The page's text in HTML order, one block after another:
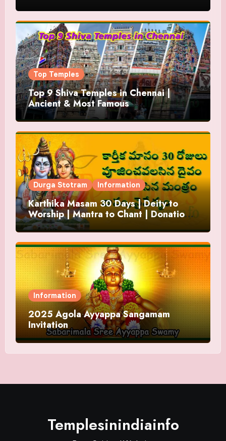
Top Temples
Top 9 Shiva Temples in Chennai |
Ancient & Most Famous
Durga Stotram Information
Karthika Masam 30 Days | Deity to
Worship | Mantra to Chant | Donations
and Offering
Information
2025 Agola Ayyappa Sangamam
Invitation
Templesinindiainfo